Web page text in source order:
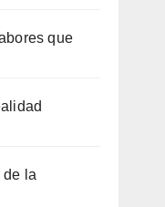
que
de la